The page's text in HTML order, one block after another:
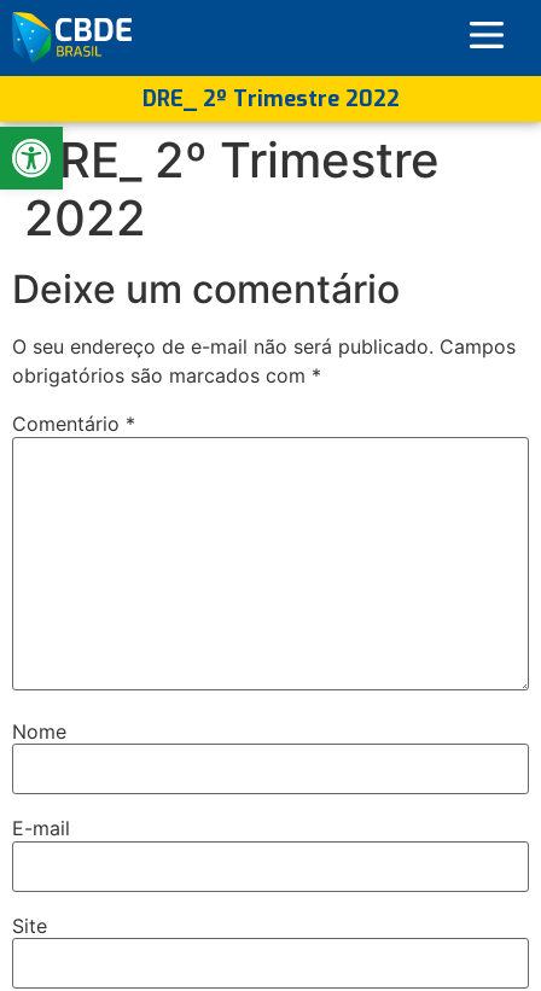
Abrir a barra de ferramentas
DRE_ 2º Trimestre 2022
DRE_ 2º Trimestre
2022
Deixe um comentário
O seu endereço de e-mail não será publicado. Campos
obrigatórios são marcados com *
Comentário *
Nome
E-mail
Site